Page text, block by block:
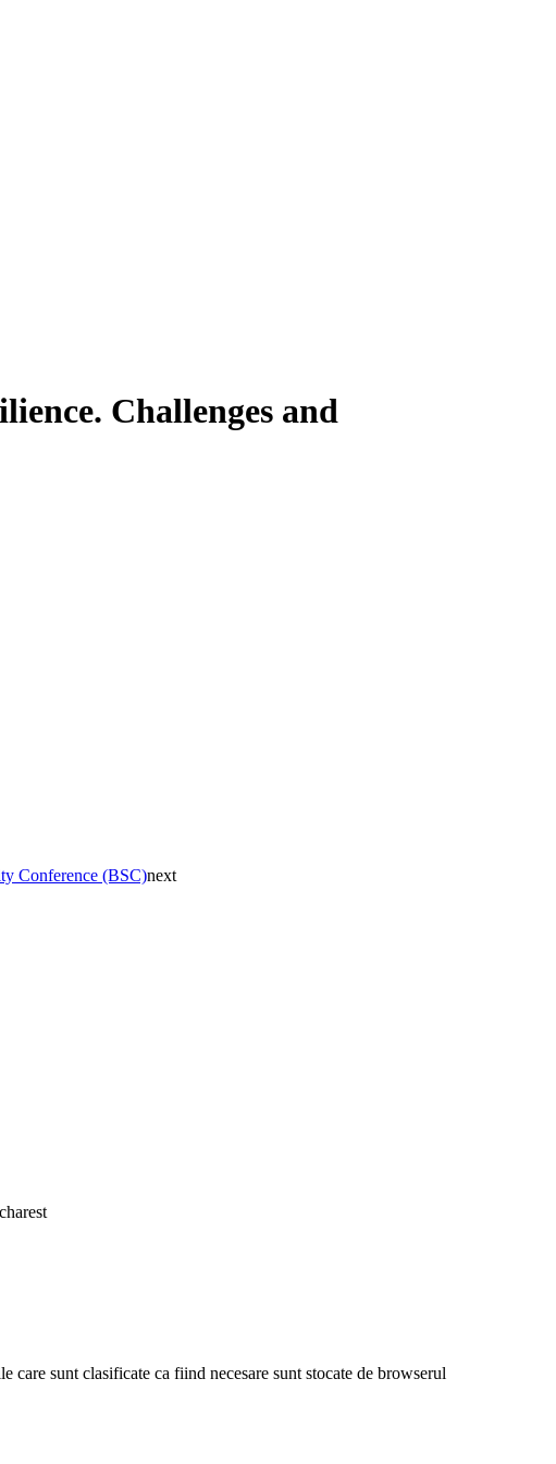
Challenges and
Conference (BSC)next
sunt clasificate ca fiind necesare sunt stocate de browserul